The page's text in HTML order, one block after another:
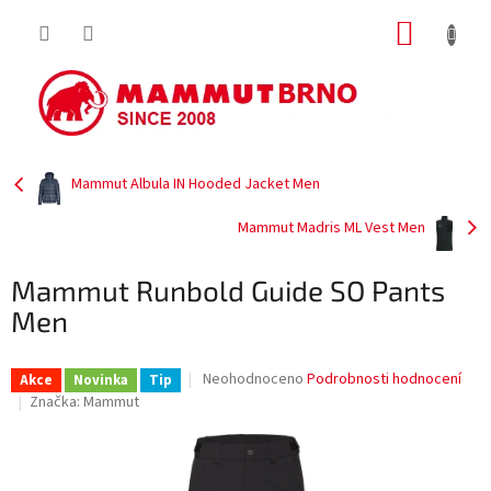
Mammut Albula IN Hooded Jacket Men
Mammut Madris ML Vest Men
Mammut Runbold Guide SO Pants
Men
Akce Novinka Tip
Průměrné
je
Neohodnoceno Podrobnosti hodnocení
Značka: Mammut